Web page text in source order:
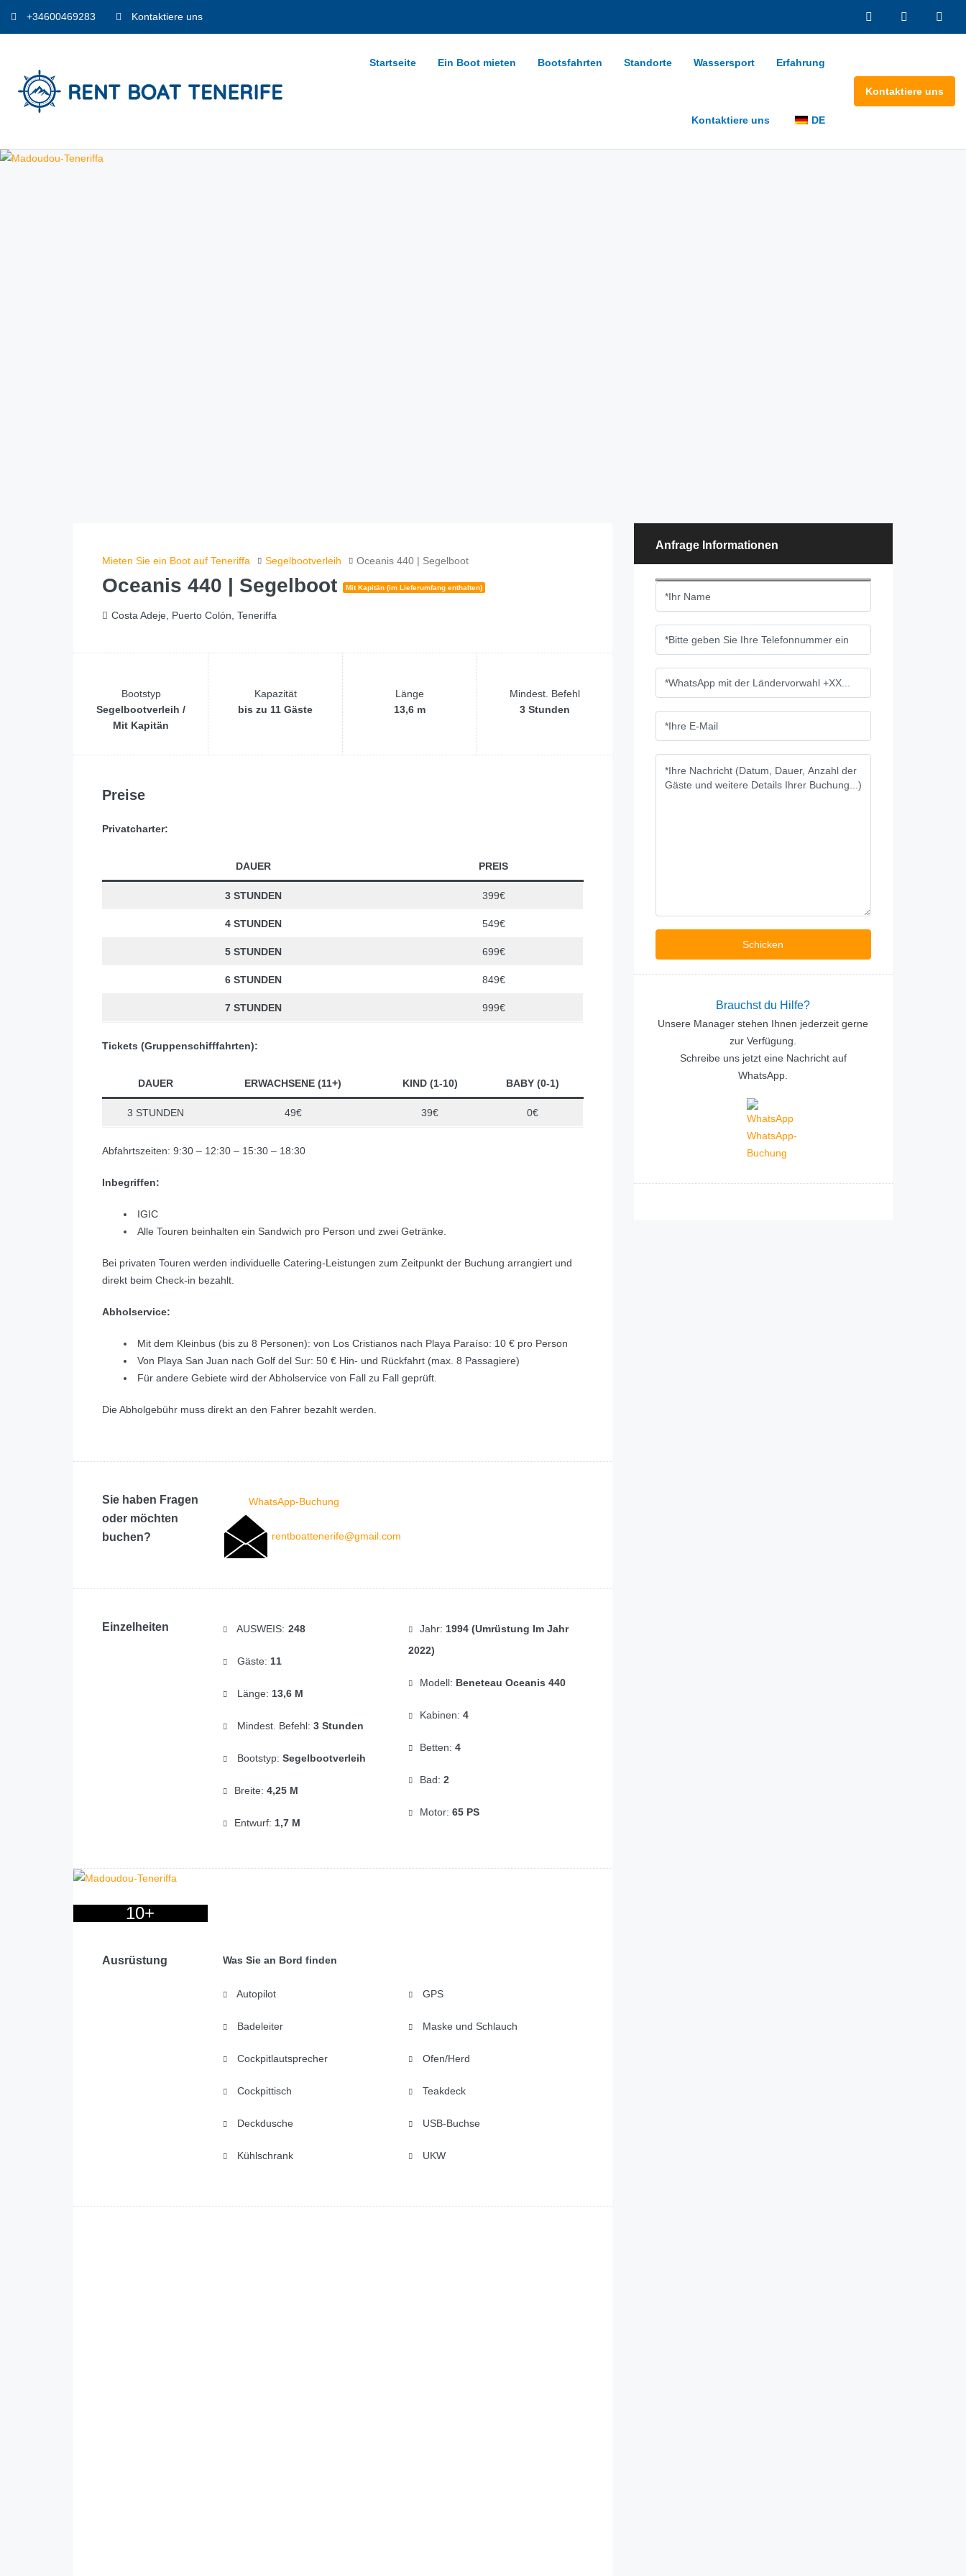
+34600469283 Kontaktiere uns
Startseite Ein Boot mieten Bootsfahrten Standorte Wassersport Erfahrung
Kontaktiere uns DE
Kontaktiere uns
Mieten Sie ein Boot auf Teneriffa Segelbootverleih Oceanis 440 | Segelboot
Oceanis 440 | Segelboot Mit Kapitän (im Lieferumfang enthalten)
Costa Adeje, Puerto Colón, Teneriffa
Bootstyp
Segelbootverleih /
Mit Kapitän
Kapazität
bis zu 11 Gäste
Länge
13,6 m
Mindest. Befehl
3 Stunden
Preise
Privatcharter:
DAUER PREIS
3 STUNDEN 399€
4 STUNDEN 549€
5 STUNDEN 699€
6 STUNDEN 849€
7 STUNDEN 999€
Tickets (Gruppenschifffahrten):
DAUER ERWACHSENE (11+) KIND (1-10) BABY (0-1)
3 STUNDEN 49€ 39€ 0€
Abfahrtszeiten: 9:30 – 12:30 – 15:30 – 18:30
Inbegriffen:
IGIC
Alle Touren beinhalten ein Sandwich pro Person und zwei Getränke.
Bei privaten Touren werden individuelle Catering-Leistungen zum Zeitpunkt der Buchung arrangiert und
direkt beim Check-in bezahlt.
Abholservice:
Mit dem Kleinbus (bis zu 8 Personen): von Los Cristianos nach Playa Paraíso: 10 € pro Person
Von Playa San Juan nach Golf del Sur: 50 € Hin- und Rückfahrt (max. 8 Passagiere)
Für andere Gebiete wird der Abholservice von Fall zu Fall geprüft.
Die Abholgebühr muss direkt an den Fahrer bezahlt werden.
Sie haben Fragen
oder möchten
buchen?
WhatsApp-Buchung
rentboattenerife@gmail.com
Einzelheiten AUSWEIS: 248
Gäste: 11
Länge: 13,6 M
Mindest. Befehl: 3 Stunden
Bootstyp: Segelbootverleih
Breite: 4,25 M
Entwurf: 1,7 M
Jahr: 1994 (Umrüstung Im Jahr
2022)
Modell: Beneteau Oceanis 440
Kabinen: 4
Betten: 4
Bad: 2
Motor: 65 PS
10+
Ausrüstung Was Sie an Bord finden
Autopilot
Badeleiter
Cockpitlautsprecher
Cockpittisch
Deckdusche
Kühlschrank
GPS
Maske und Schlauch
Ofen/Herd
Teakdeck
USB-Buchse
UKW
Anfrage Informationen
Brauchst du Hilfe?
Unsere Manager stehen Ihnen jederzeit gerne
zur Verfügung.
Schreibe uns jetzt eine Nachricht auf
WhatsApp.
WhatsApp-
Buchung